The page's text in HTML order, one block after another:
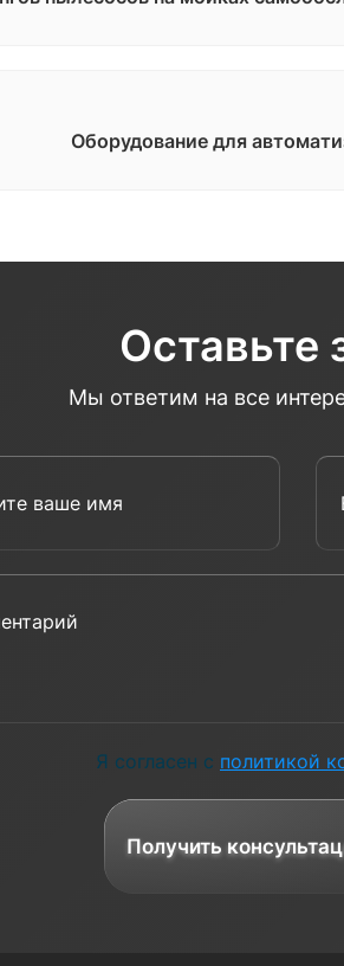
Оборудование для
Оставьте
Мы ответим на все
Я согласен с политикой
Получить